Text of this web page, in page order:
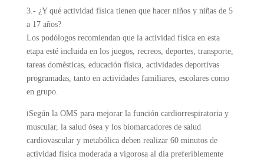
3.- ¿Y qué actividad física tienen que hacer niños y niñas de 5
a 17 años?
Los podólogos recomiendan que la actividad física en esta
etapa esté incluida en los juegos, recreos, deportes, transporte,
tareas domésticas, educación física, actividades deportivas
programadas, tanto en actividades familiares, escolares como
en grupo.
ℹSegún la OMS para mejorar la función cardiorrespiratoria y
muscular, la salud ósea y los biomarcadores de salud
cardiovascular y metabólica deben realizar 60 minutos de
actividad física moderada a vigorosa al día preferiblemente